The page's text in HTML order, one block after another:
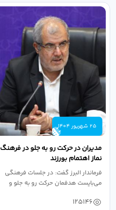
25 شهریور 1404
مدیران در حرکت رو به جلو در فرهنگ
نماز اهتمام بورزند
فرماندار البرز گفت: در جلسات فرهنگی
می‌بایست هدفمان حرکت رو به جلو و
125146